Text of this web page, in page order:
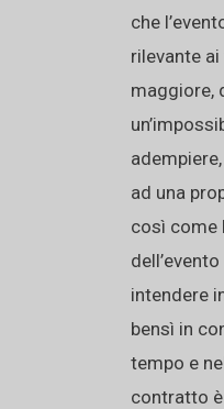
che
rilevante
maggiore,
ad una
così come
intendere
bensì in
tempo e
contratto